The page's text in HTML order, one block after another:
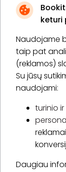
keturi
Naudojame
taip pat
(reklamos)
Su jūsų
naudojami:
turinio
Daugiau
*
Apie
Informacija